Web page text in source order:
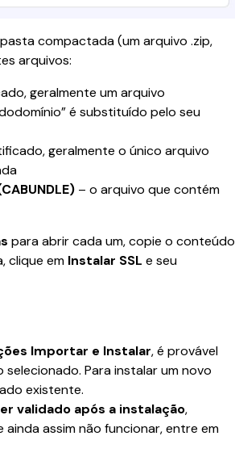
compactada (um arquivo .zip,
arquivos:
geralmente um arquivo
é substituído pelo seu
geralmente o único arquivo
– o arquivo que contém
para abrir cada um, copie o conteúdo
clique em Instalar SSL e seu
Importar e Instalar, é provável
Para instalar um novo
existente.
validado após a instalação,
assim não funcionar, entre em